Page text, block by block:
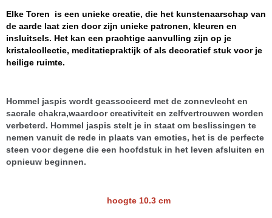
Elke Toren is een unieke creatie, die het kunstenaarschap van
de aarde laat zien door zijn unieke patronen, kleuren en
insluitsels. Het kan een prachtige aanvulling zijn op je
kristalcollectie, meditatiepraktijk of als decoratief stuk voor je
heilige ruimte.
Hommel jaspis wordt geassocieerd met de zonnevlecht en
sacrale chakra,waardoor creativiteit en zelfvertrouwen worden
verbeterd. Hommel jaspis stelt je in staat om beslissingen te
nemen vanuit de rede in plaats van emoties, het is de perfecte
steen voor degene die een hoofdstuk in het leven afsluiten en
opnieuw beginnen.
hoogte 10.3 cm